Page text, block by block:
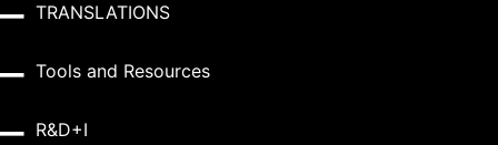
TRANSLATIONS
Tools and Resources
R&D+I